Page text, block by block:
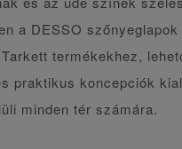
a DESSO
termékekhez,
praktikus koncepciók
minden tér számára.